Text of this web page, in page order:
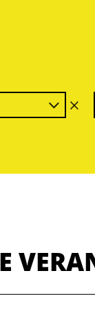
Filter